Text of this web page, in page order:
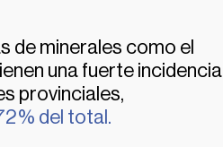
de minerales como el
una fuerte incidencia
provinciales,
del total.